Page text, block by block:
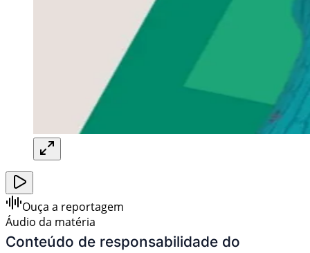
Ouça a reportagem
Áudio da matéria
Conteúdo de responsabilidade do